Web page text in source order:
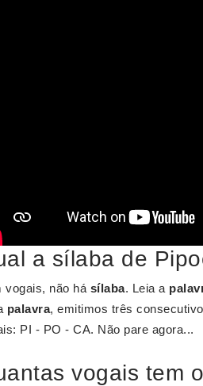
a sílaba de
vogais, não há sílaba. Leia a
palavra, emitimos três
PI - PO - CA. Não pare agora...
vogais tem